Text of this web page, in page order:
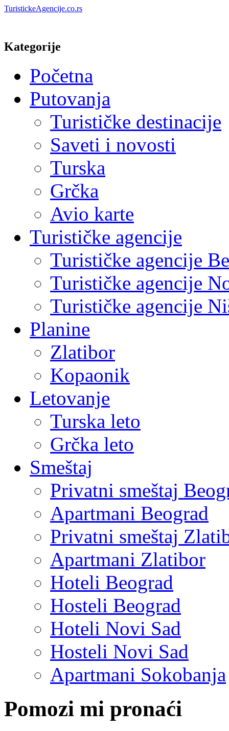
TuristickeAgencije.co.rs
Kategorije
Početna
Putovanja
Turističke destinacije
Saveti i novosti
Turska
Grčka
Avio karte
Turističke agencije
Turističke agencije
Turističke agencije
Turističke agencije
Planine
Zlatibor
Kopaonik
Letovanje
Turska leto
Grčka leto
Smeštaj
Privatni smeštaj
Apartmani Beograd
Privatni smeštaj
Apartmani Zlatibor
Hoteli Beograd
Hosteli Beograd
Hoteli Novi Sad
Hosteli Novi Sad
Apartmani Sokobanja
Pomozi mi pronaći